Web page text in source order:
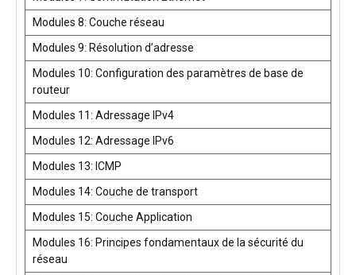
Modules 8: Couche réseau
Modules 9: Résolution d’adresse
Modules 10: Configuration des paramètres de base de
routeur
Modules 11: Adressage IPv4
Modules 12: Adressage IPv6
Modules 13: ICMP
Modules 14: Couche de transport
Modules 15: Couche Application
Modules 16: Principes fondamentaux de la sécurité du
réseau